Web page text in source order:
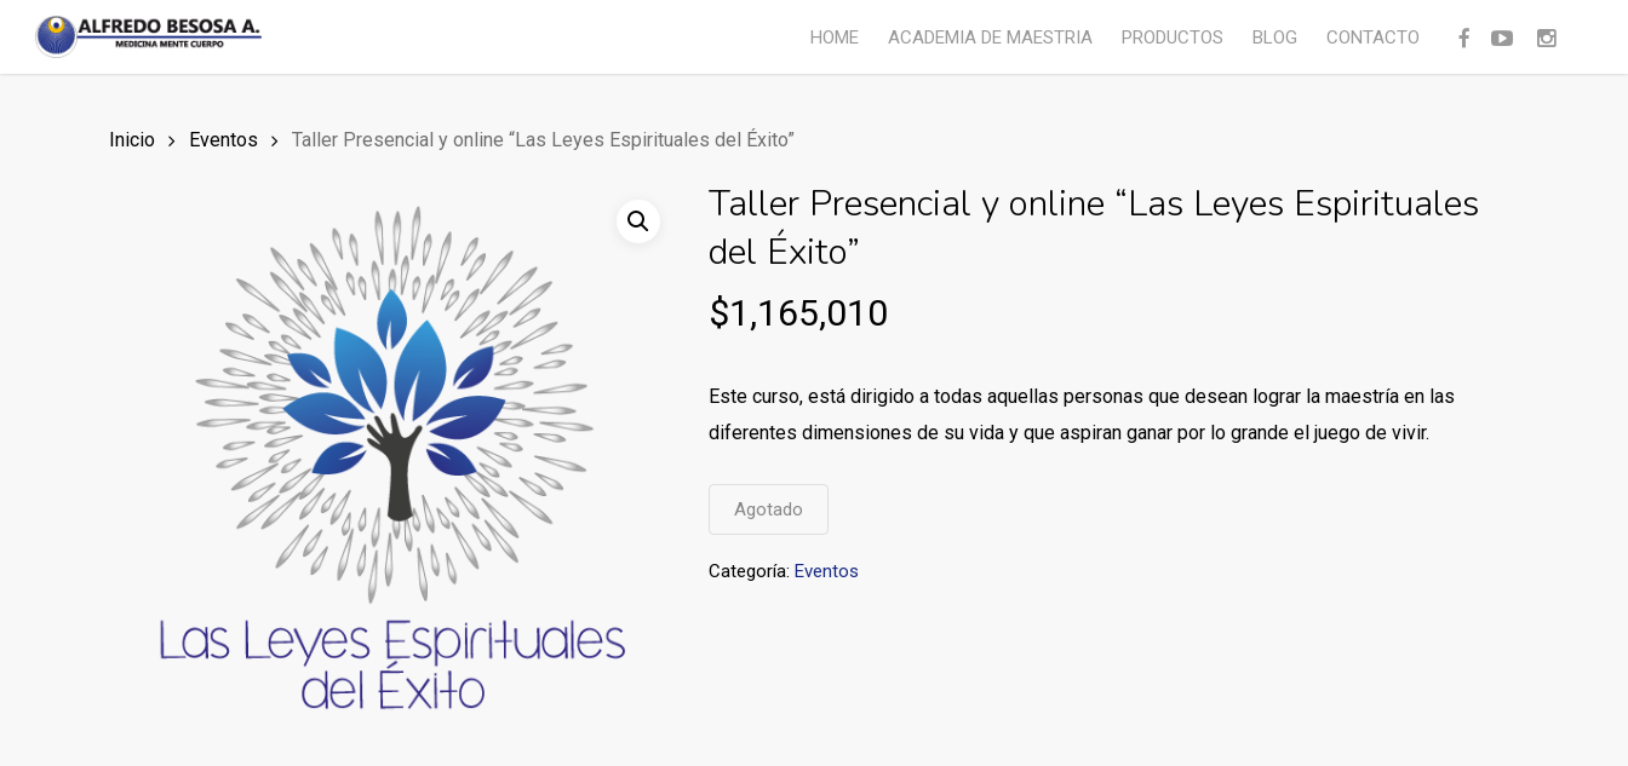
HOME ACADEMIA DE MAESTRIA PRODUCTOS BLOG CONTACTO facebookyoutubeinstagram
Inicio Eventos Taller Presencial y online “Las Leyes Espirituales del Éxito”
Taller Presencial y online “Las Leyes Espirituales
del Éxito”
$1,165,010
Este curso, está dirigido a todas aquellas personas que desean lograr la maestría en las
diferentes dimensiones de su vida y que aspiran ganar por lo grande el juego de vivir.
Agotado
Categoría: Eventos